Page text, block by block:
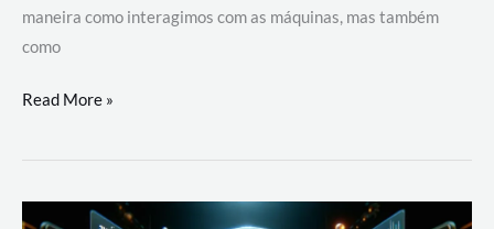
maneira como interagimos com as máquinas, mas também
como
Desenvolvimento
um
com
Read More »